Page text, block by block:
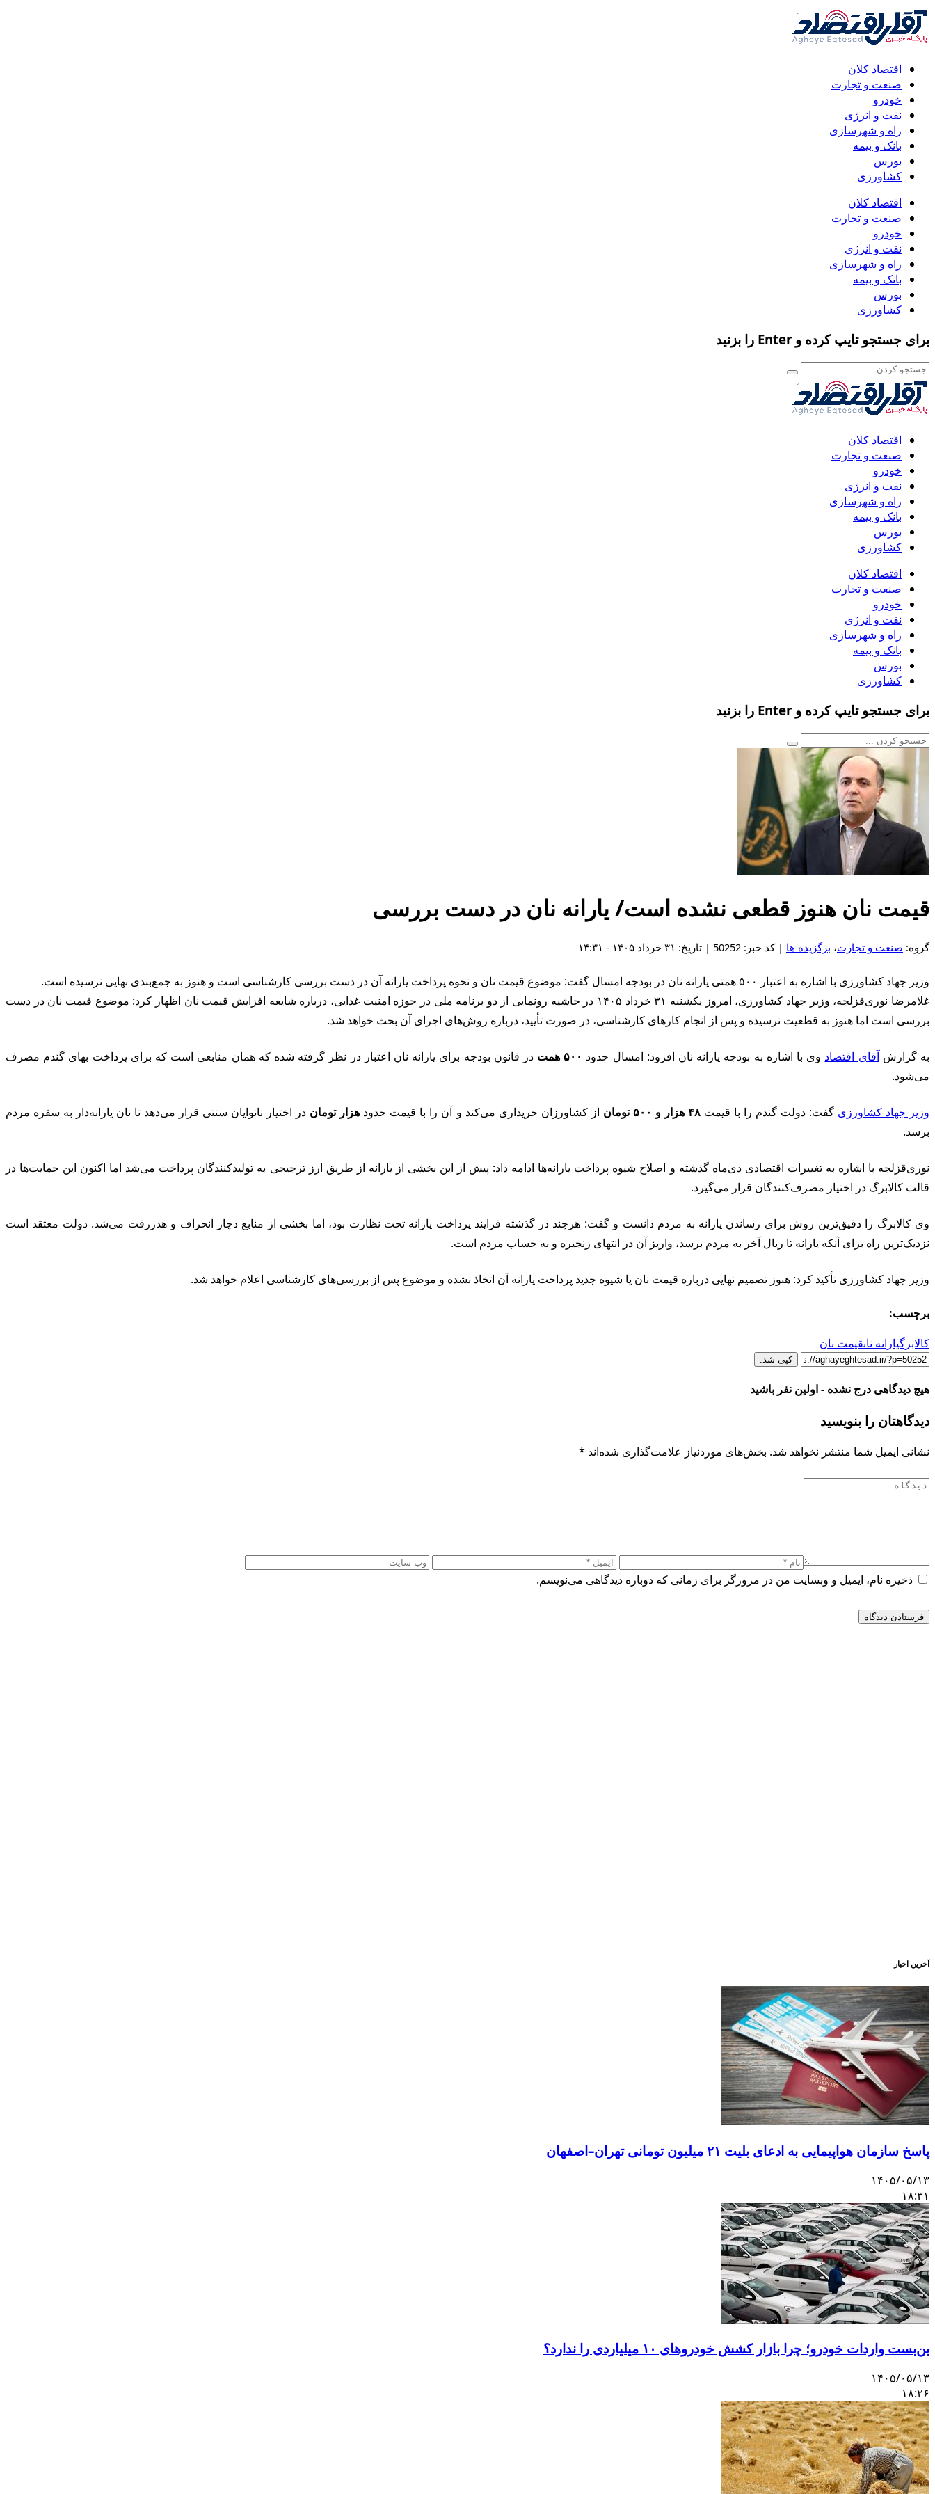
اقتصاد کلان
صنعت و تجارت
خودرو
نفت و انرژی
راه و شهرسازی
بانک و بیمه
بورس
کشاورزی
اقتصاد کلان
صنعت و تجارت
خودرو
نفت و انرژی
راه و شهرسازی
بانک و بیمه
بورس
کشاورزی
برای جستجو تایپ کرده و Enter را بزنید
اقتصاد کلان
صنعت و تجارت
خودرو
نفت و انرژی
راه و شهرسازی
بانک و بیمه
بورس
کشاورزی
اقتصاد کلان
صنعت و تجارت
خودرو
نفت و انرژی
راه و شهرسازی
بانک و بیمه
بورس
کشاورزی
برای جستجو تایپ کرده و Enter را بزنید
قیمت نان هنوز قطعی نشده است/ یارانه نان در دست بررسی
گروه: صنعت و تجارت، برگزیده ها | کد خبر: 50252 | تاریخ: ۳۱ خرداد ۱۴۰۵ - ۱۴:۳۱
وزیر جهاد کشاورزی با اشاره به اعتبار ۵۰۰ همتی یارانه نان در بودجه امسال گفت: موضوع قیمت نان و نحوه پرداخت یارانه آن در دست بررسی کارشناسی است و هنوز به جمع‌بندی نهایی نرسیده است.
غلامرضا نوری‌قزلجه، وزیر جهاد کشاورزی، امروز یکشنبه ۳۱ خرداد ۱۴۰۵ در حاشیه رونمایی از دو برنامه ملی در حوزه امنیت غذایی، درباره شایعه افزایش قیمت نان اظهار کرد: موضوع قیمت نان در دست
بررسی است اما هنوز به قطعیت نرسیده و پس از انجام کارهای کارشناسی، در صورت تأیید، درباره روش‌های اجرای آن بحث خواهد شد.
به گزارشآقای اقتصاد وی با اشاره به بودجه یارانه نان افزود: امسال حدود ۵۰۰ همت
در قانون بودجه برای یارانه نان اعتبار در نظر گرفته شده که همان منابعی است که برای پرداخت بهای گندم مصرف
می‌شود.
وزیر جهاد کشاورزی گفت: دولت گندم را با قیمت۴۸ هزار و ۵۰۰ تومان از کشاورزان خریداری می‌کند و آن را با قیمت حدود هزار تومان در اختیار نانوایان سنتی قرار می‌دهد تا نان یارانه‌دار به سفره مردم
برسد.
نوری‌قزلجه با اشاره به تغییرات اقتصادی دی‌ماه گذشته و اصلاح شیوه پرداخت یارانه‌ها ادامه داد: پیش از این بخشی از یارانه از طریق ارز ترجیحی به تولیدکنندگان پرداخت می‌شد اما اکنون این حمایت‌ها در
قالب کالابرگ در اختیار مصرف‌کنندگان قرار می‌گیرد.
وی کالابرگ را دقیق‌ترین روش برای رساندن یارانه به مردم دانست و گفت: هرچند در گذشته فرایند پرداخت یارانه تحت نظارت بود، اما بخشی از منابع دچار انحراف و هدررفت می‌شد. دولت معتقد است
نزدیک‌ترین راه برای آنکه یارانه تا ریال آخر به مردم برسد، واریز آن در انتهای زنجیره و به حساب مردم است.
وزیر جهاد کشاورزی تأکید کرد: هنوز تصمیم نهایی درباره قیمت نان یا شیوه جدید پرداخت یارانه آن اتخاذ نشده و موضوع پس از بررسی‌های کارشناسی اعلام خواهد شد.
برچسب:
کالابرگیارانه نانقیمت نان
کپی شد.
هیچ دیدگاهی درج نشده - اولین نفر باشید
دیدگاهتان را بنویسید
نشانی ایمیل شما منتشر نخواهد شد. بخش‌های موردنیاز علامت‌گذاری شده‌اند *
ذخیره نام، ایمیل و وبسایت من در مرورگر برای زمانی که دوباره دیدگاهی می‌نویسم.
آخرین اخبار
پاسخ سازمان هواپیمایی به ادعای بلیت ۲۱ میلیون تومانی تهران–اصفهان
۱۴۰۵/۰۵/۱۳
۱۸:۳۱
بن‌بست واردات خودرو؛ چرا بازار کشش خودروهای ۱۰ میلیاردی را ندارد؟
۱۴۰۵/۰۵/۱۳
۱۸:۲۶